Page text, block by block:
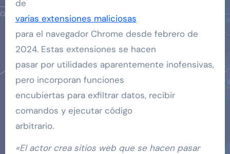
de
varias extensiones maliciosas
para el navegador Chrome desde febrero de
2024. Estas extensiones se hacen
pasar por utilidades aparentemente inofensivas,
pero incorporan funciones
encubiertas para exfiltrar datos, recibir
comandos y ejecutar código
arbitrario.
«El actor crea sitios web que se hacen pasar